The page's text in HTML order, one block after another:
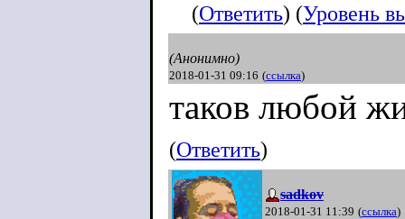
(Ответить) (Уровень
(Анонимно)
2018-01-31 09:16 (ссылка)
таков любой
(Ответить)
sadkov
2018-01-31 11:39 (ссылка)